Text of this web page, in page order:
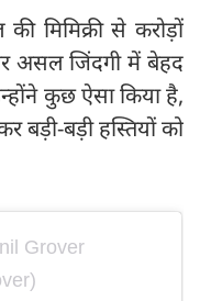
मिमिक्री से करोड़ों
असल जिंदगी में बेहद
कुछ ऐसा किया है,
बड़ी हस्तियों को
Grover